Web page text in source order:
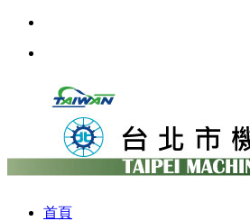
首頁